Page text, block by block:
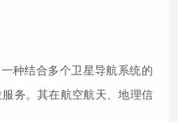
种结合多个卫星导航系统的
务。其在航空航天、地理信